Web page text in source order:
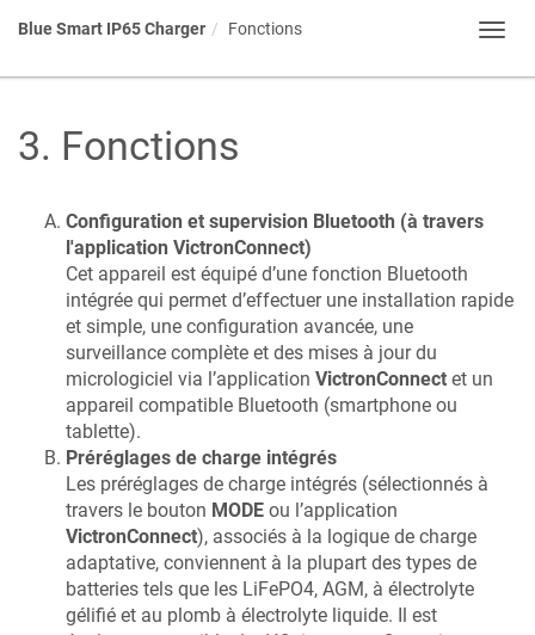
Blue Smart IP65 Charger Fonctions
3. Fonctions
Configuration et supervision Bluetooth (à travers
l'application VictronConnect)
Cet appareil est équipé d’une fonction Bluetooth
intégrée qui permet d’effectuer une installation rapide
et simple, une configuration avancée, une
surveillance complète et des mises à jour du
micrologiciel via l’application VictronConnect et un
appareil compatible Bluetooth (smartphone ou
tablette).
Préréglages de charge intégrés
Les préréglages de charge intégrés (sélectionnés à
travers le bouton MODE ou l’application
VictronConnect), associés à la logique de charge
adaptative, conviennent à la plupart des types de
batteries tels que les LiFePO4, AGM, à électrolyte
gélifié et au plomb à électrolyte liquide. Il est